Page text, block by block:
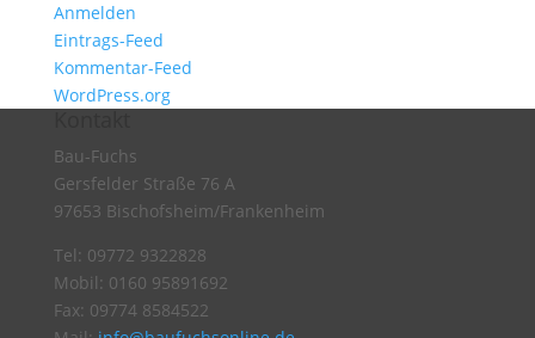
Anmelden
Eintrags-Feed
Kommentar-Feed
WordPress.org
Bau-Fuchs
Gersfelder Straße 76 A
97653 Bischofsheim/Frankenheim
Tel: 09772 9322828
Mobil: 0160 95891692
Fax: 09774 8584522